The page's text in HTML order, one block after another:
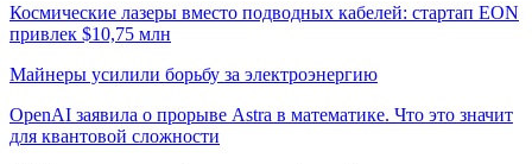
Космические лазеры вместо подводных кабелей: стартап EON
привлек $10,75 млн
Майнеры усилили борьбу за электроэнергию
OpenAI заявила о прорыве Astra в математике. Что это значит
для квантовой сложности